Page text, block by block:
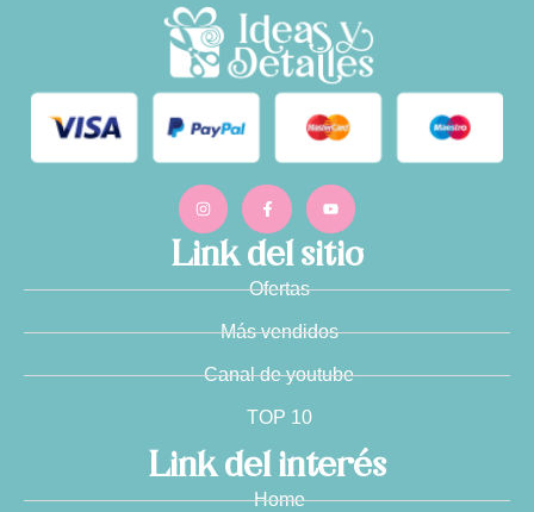
Link del sitio
Ofertas
Más vendidos
Canal de youtube
TOP 10
Link del interés
Home